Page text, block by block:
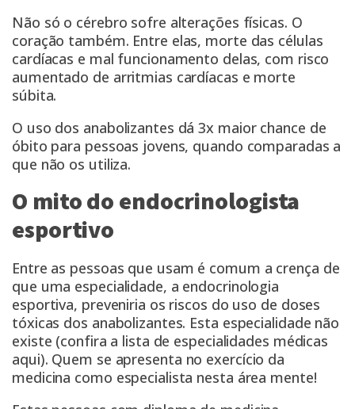
Não só o cérebro sofre alterações físicas. O
coração também. Entre elas, morte das células
cardíacas e mal funcionamento delas, com risco
aumentado de arritmias cardíacas e morte
súbita.
O uso dos anabolizantes dá 3x maior chance de
óbito para pessoas jovens, quando comparadas a
que não os utiliza.
O mito do endocrinologista
esportivo
Entre as pessoas que usam é comum a crença de
que uma especialidade, a endocrinologia
esportiva, preveniria os riscos do uso de doses
tóxicas dos anabolizantes. Esta especialidade não
existe (confira a lista de especialidades médicas
aqui). Quem se apresenta no exercício da
medicina como especialista nesta área mente!